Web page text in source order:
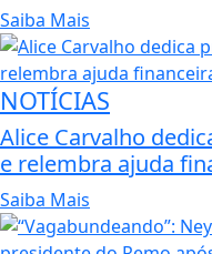
Saiba Mais
NOTÍCIAS
Alice Carvalho
e relembra ajuda
Saiba Mais